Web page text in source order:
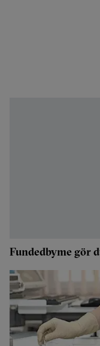
Fundedbyme gör